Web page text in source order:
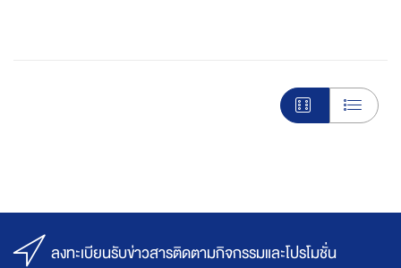
ลงทะเบียนรับข่าวสารติดตามกิจกรรมและโปรโมชั่น